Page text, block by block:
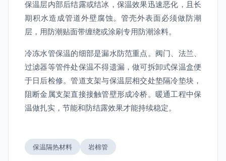
保温层内部后结露或结冰，保温效果迅速恶化，且长
期积水造成管道外壁腐蚀。管壳外表面必须做防潮
层，用防潮贴面带缠绕或涂刷专用防潮涂料。
冷冻水管保温的细部是漏水防范重点。阀门、法兰、
过滤器等管件处保温不得遗漏，做可拆卸式保温盒便
于日后检修。管道支架与保温层相交处垫隔冷垫块，
阻断金属支架直接接触管壁形成冷桥。暖通工程中保
温做扎实，节能和防结露效果才能持续稳定。
保温隔热材料 岩棉管